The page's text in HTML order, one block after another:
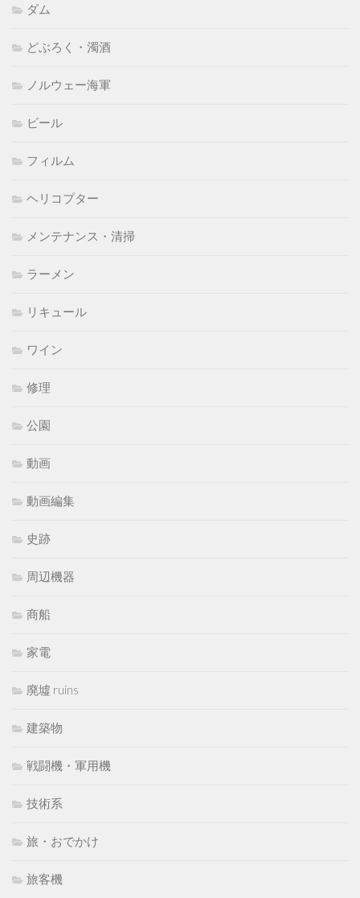
ダム
どぶろく・濁酒
ノルウェー海軍
ビール
フィルム
ヘリコプター
メンテナンス・清掃
ラーメン
リキュール
ワイン
修理
公園
動画
動画編集
史跡
周辺機器
商船
家電
廃墟 ruins
建築物
戦闘機・軍用機
技術系
旅・おでかけ
旅客機